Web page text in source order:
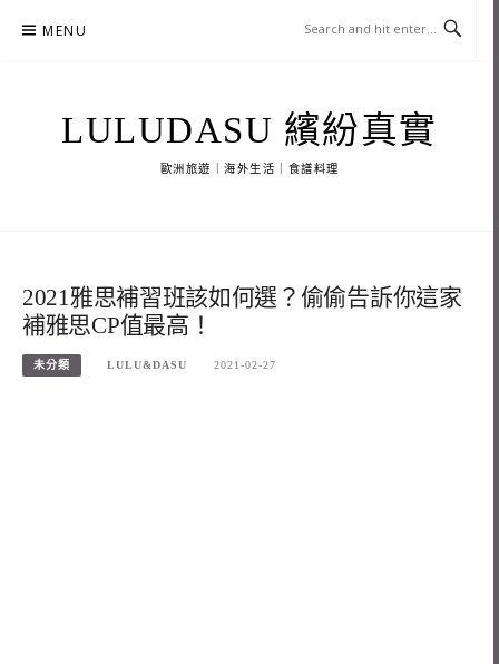
MENU
LULUDASU 繽紛真實
歐洲旅遊｜海外生活｜食譜料理
2021雅思補習班該如何選？偷偷告訴你這家
補雅思CP值最高！
未分類 LULU&DASU 2021-02-27